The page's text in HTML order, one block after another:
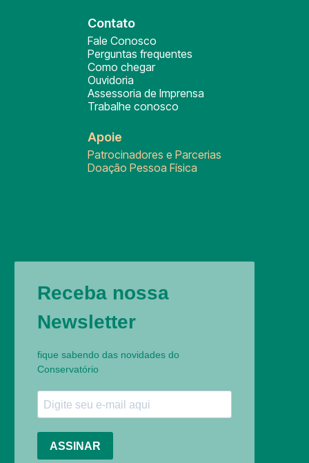
Contato
Fale Conosco
Perguntas frequentes
Como chegar
Ouvidoria
Assessoria de Imprensa
Trabalhe conosco
Apoie
Patrocinadores e Parcerias
Doação Pessoa Física